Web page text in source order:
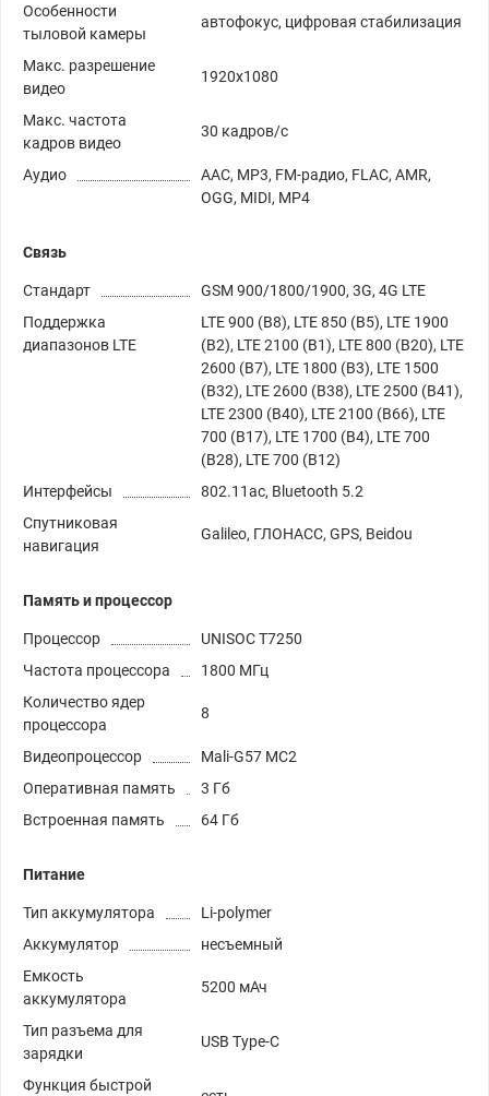
Особенности
тыловой камеры
автофокус, цифровая стабилизация
Макс. разрешение
видео
1920x1080
Макс. частота
кадров видео
30 кадров/с
Аудио
AAC, MP3, FM-радио, FLAC, AMR,
OGG, MIDI, MP4
Связь
Стандарт
GSM 900/1800/1900, 3G, 4G LTE
Поддержка
диапазонов LTE
LTE 900 (B8), LTE 850 (B5), LTE 1900
(B2), LTE 2100 (B1), LTE 800 (B20), LTE
2600 (B7), LTE 1800 (B3), LTE 1500
(B32), LTE 2600 (B38), LTE 2500 (B41),
LTE 2300 (B40), LTE 2100 (B66), LTE
700 (B17), LTE 1700 (B4), LTE 700
(B28), LTE 700 (B12)
Интерфейсы
802.11ac, Bluetooth 5.2
Спутниковая
навигация
Galileo, ГЛОНАСС, GPS, Beidou
Память и процессор
Процессор
UNISOC T7250
Частота процессора
1800 МГц
Количество ядер
процессора
8
Видеопроцессор
Mali-G57 MC2
Оперативная память
3 Гб
Встроенная память
64 Гб
Питание
Тип аккумулятора
Li-polymer
Аккумулятор
несъемный
Емкость
аккумулятора
5200 мАч
Тип разъема для
зарядки
USB Type-C
Функция быстрой